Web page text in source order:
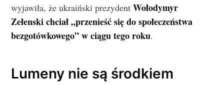
wyjawiła, że ukraiński prezydentWołodymyr
Zełenski chciał „przenieść się do społeczeństwa
bezgotówkowego” w ciągu tego roku.
Lumeny nie są środkiem